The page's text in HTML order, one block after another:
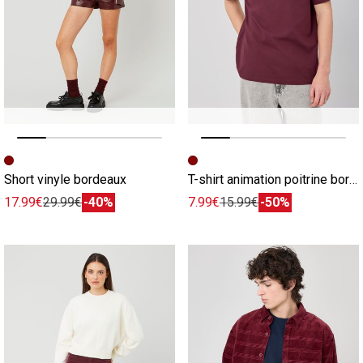
Image précédente
Image suivante
Short vinyle bordeaux
17.99€29.99€-40%
Image précédente
Image suivante
T-shirt animation poitrine bordeaux
7.99€15.99€-50%